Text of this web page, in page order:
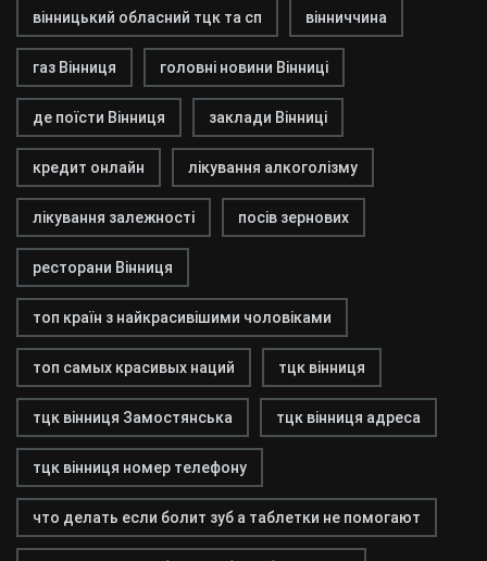
вінницький обласний тцк та сп вінниччина
газ Вінниця головні новини Вінниці
де поїсти Вінниця заклади Вінниці
кредит онлайн лікування алкоголізму
лікування залежності посів зернових
ресторани Вінниця
топ країн з найкрасивішими чоловіками
топ самых красивых наций тцк вінниця
тцк вінниця Замостянська тцк вінниця адреса
тцк вінниця номер телефону
что делать если болит зуб а таблетки не помогают